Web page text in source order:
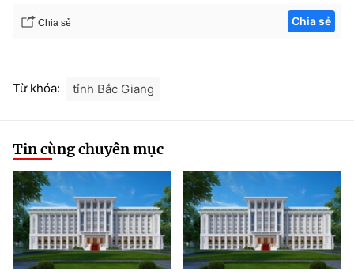
Chia sẻ Chia sẻ
Từ khóa: tỉnh Bắc Giang
Tin cùng chuyên mục